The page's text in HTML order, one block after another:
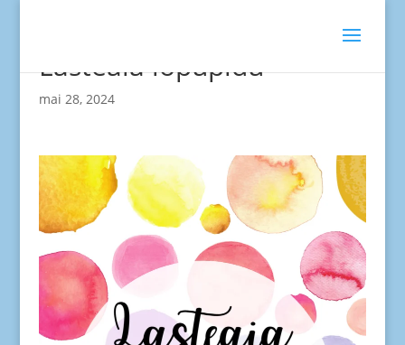
Lasteaia lõpupidu
mai 28, 2024